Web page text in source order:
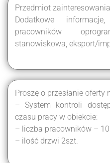
Przedmiot zainteresowania
Dodatkowe
pracowników
stanowiskowa, eksport/
Proszę o przesłanie
– System kontroli
czasu pracy w obiekcie:
– liczba pracowników –
– ilość drzwi 2szt.